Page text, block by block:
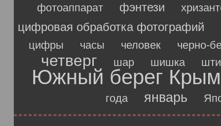
фотоаппарат фэнтези
цифровая обработка фотографий
цифры часы человек черно-
четверг шар шишка
Южный берег
года январь